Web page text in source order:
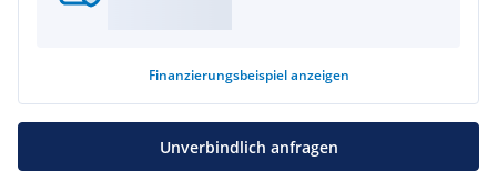
Finanzierungsbeispiel anzeigen
Unverbindlich anfragen